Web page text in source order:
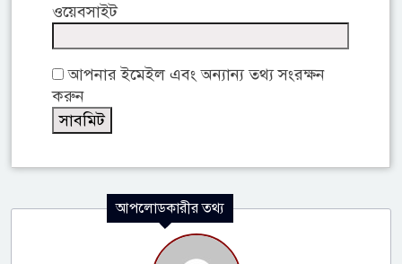
ওয়েবসাইট
আপনার ইমেইল এবং অন্যান্য তথ্য সংরক্ষন
করুন
আপলোডকারীর তথ্য